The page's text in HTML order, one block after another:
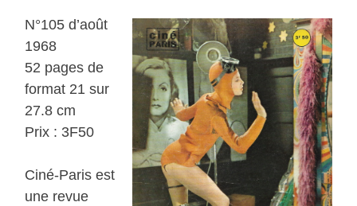
N°105 d’août
1968
52 pages de
format 21 sur
27.8 cm
Prix : 3F50
Ciné-Paris est
une revue